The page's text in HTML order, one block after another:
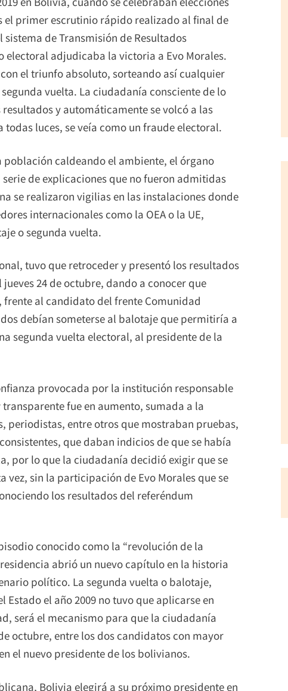
primer escrutinio rápido realizado al final de
de Transmisión de Resultados
electoral adjudicaba la victoria a Evo Morales.
el triunfo absoluto, sorteando así cualquier
vuelta. La ciudadanía consciente de lo
y automáticamente se volcó a las
luces, se veía como un fraude electoral.
población caldeando el ambiente, el órgano
de explicaciones que no fueron admitidas
se realizaron vigilias en las instalaciones donde
internacionales como la OEA o la UE,
o segunda vuelta.
tuvo que retroceder y presentó los resultados
24 de octubre, dando a conocer que
frente al candidato del frente Comunidad
debían someterse al balotaje que permitiría a
segunda vuelta electoral, al presidente de la
provocada por la institución responsable
fue en aumento, sumada a la
periodistas, entre otros que mostraban pruebas,
que daban indicios de que se había
por lo que la ciudadanía decidió exigir que se
vez, sin la participación de Evo Morales que se
los resultados del referéndum
conocido como la “revolución de la
abrió un nuevo capítulo en la historia
político. La segunda vuelta o balotaje,
el año 2009 no tuvo que aplicarse en
será el mecanismo para que la ciudadanía
octubre, entre los dos candidatos con mayor
el nuevo presidente de los bolivianos.
Bolivia elegirá a su próximo presidente en